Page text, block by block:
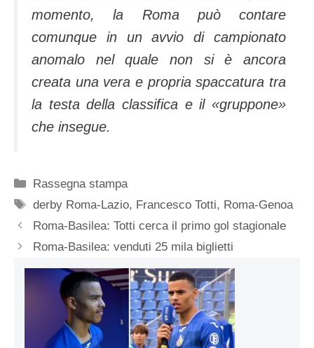
momento, la Roma può contare
comunque in un avvio di campionato
anomalo nel quale non si è ancora
creata una vera e propria spaccatura tra
la testa della classifica e il «gruppone»
che insegue.
Categorie
Rassegna stampa
Tag
derby Roma-Lazio, Francesco Totti, Roma-Genoa
Roma-Basilea: Totti cerca il primo gol stagionale
Roma-Basilea: venduti 25 mila biglietti